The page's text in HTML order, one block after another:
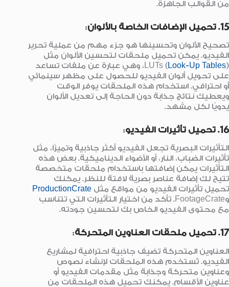
من القوالب الجاهزة.
15. تحميل الإضافات الخاصة بالألوان :
تصحيح الألوان وتحسينها هو جزء مهم من عملية تحرير
الفيديو. يمكن تحميل ملحقات لتحسين الألوان مثل
LUTs (Look-Up Tables
)، وهي عبارة عن ملفات تساعد
على تحويل ألوان الفيديو للحصول على مظهر سينمائي
أو احترافي. استخدام هذه الملحقات يوفر الوقت
ويعطيك نتائج جذابة دون الحاجة إلى تعديل الألوان
يدويًا لكل مشهد.
16. تحميل تأثيرات الفيديو :
التأثيرات البصرية تجعل الفيديو أكثر جاذبية وتميزًا، مثل
تأثيرات الضباب، النار، أو الأضواء الديناميكية. بعض هذه
التأثيرات يمكن إضافتها باستخدام ملحقات متخصصة
تتيح لك إضافة عناصر بصرية لافتة للنظر. يمكنك
تحميل تأثيرات الفيديو من مواقع مثل ProductionCrate
وFootageCrate. تأكد من اختيار التأثيرات التي تتناسب
مع محتوى الفيديو الخاص بك لتحسين جودته.
17. تحميل ملحقات العناوين المتحركة :
العناوين المتحركة تضيف جاذبية احترافية لمشاريع
الفيديو. تُستخدم هذه الملحقات لإنشاء نصوص
وعناوين متحركة وجذابة مثل مقدمات الفيديو أو
عناوين الأقسام. يمكنك تحميل هذه الملحقات من